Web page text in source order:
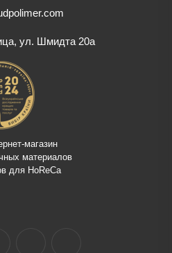
ул. Шмидта 20а
магазин
материалов
для HoReCa